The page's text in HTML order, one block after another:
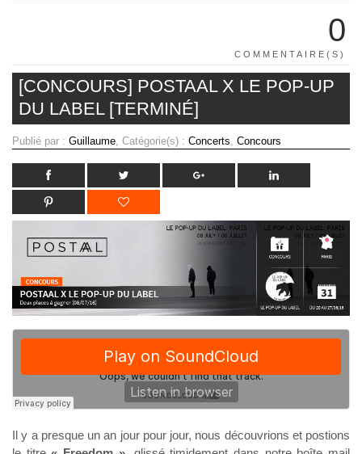
0
COMMENTAIRE(S)
[CONCOURS] POSTAAL X LE POP-UP
DU LABEL [TERMINÉ]
Publié par : Guillaume , Catégorie(s) : Concerts Concours
Il y a presque un an jour pour jour, nous découvrions et postions